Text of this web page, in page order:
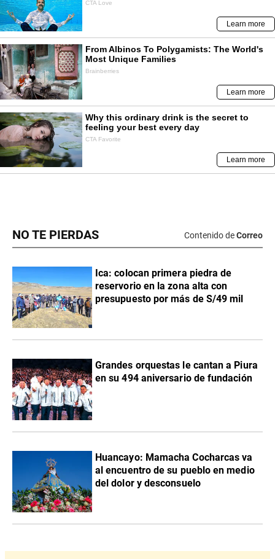
NO TE PIERDAS Contenido deCorreo
Ica: colocan primera piedra de
reservorio en la zona alta con
presupuesto por más de S/49 mil
Grandes orquestas le cantan a Piura
en su 494 aniversario de fundación
Huancayo: Mamacha Cocharcas va
al encuentro de su pueblo en medio
del dolor y desconsuelo